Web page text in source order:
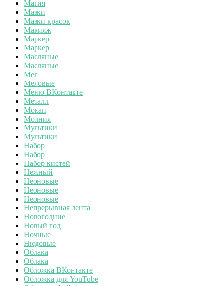
Магия
Мазки
Мазки красок
Макияж
Маркер
Маркер
Масляные
Масляные
Мел
Меловые
Меню ВКонтакте
Металл
Мокап
Молния
Мультики
Мультики
Набор
Набор
Набор кистей
Нежный
Неоновые
Неоновые
Неоновые
Непрерывная лента
Новогодние
Новый год
Ночные
Нюдовые
Облака
Облака
Обложка ВКонтакте
Обложка для YouTube